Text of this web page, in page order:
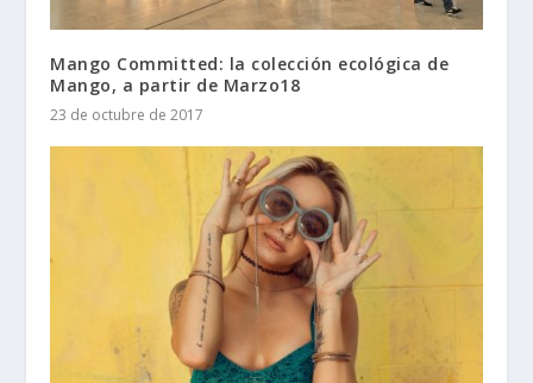
Mango Committed: la colección ecológica de
Mango, a partir de Marzo18
23 de octubre de 2017